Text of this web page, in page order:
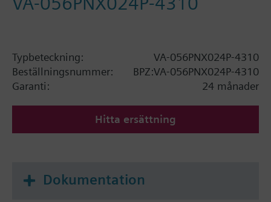
Typbeteckning:
VA-056PNX024P-4310
Beställningsnummer:
BPZ:VA-056PNX024P-4310
Garanti:
24 månader
Hitta ersättning
Dokumentation